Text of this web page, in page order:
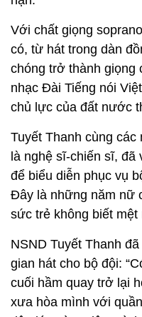
Với chất giọng
có, từ hát trong dàn
chóng trở thành giọng
nhạc Đài Tiếng nói
chủ lực của đất nước
Tuyết Thanh cùng
là nghệ sĩ-chiến sĩ,
để biểu diễn phục vụ
Đây là những năm nữ
sức trẻ không biết mệt
NSND Tuyết Thanh
gian hát cho bộ đội:
cuối hầm quay trở lại
xưa hòa mình với